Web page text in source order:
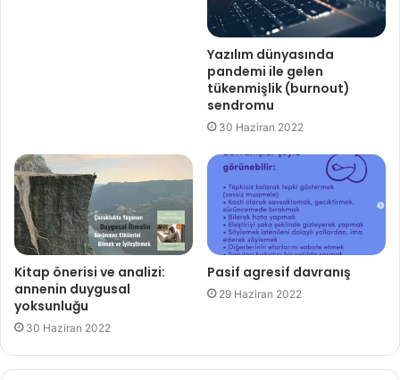
Yazılım dünyasında
pandemi ile gelen
tükenmişlik (burnout)
sendromu
30 Haziran 2022
Kitap önerisi ve analizi:
annenin duygusal
yoksunluğu
30 Haziran 2022
Pasif agresif davranış
29 Haziran 2022